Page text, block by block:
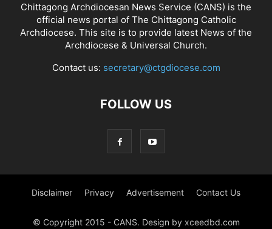
Chittagong Archdiocesan News Service (CANS) is the
official news portal of The Chittagong Catholic
Archdiocese. This site is to provide latest News of the
Archdiocese & Universal Church.
Contact us: secretary@ctgdiocese.com
FOLLOW US
Disclaimer Privacy Advertisement Contact Us
© Copyright 2015 - CANS. Design by xceedbd.com